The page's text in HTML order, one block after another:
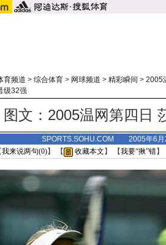
育频道 > 综合体育 > 网球频道 > 精彩瞬间 > 2005
级32强
图文：2005温网第四日
SPORTS.SOHU.COM 2005年6
我来说两句(0)】 【 收藏本文 】 【我要“揪”错】